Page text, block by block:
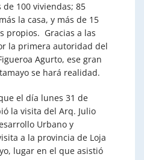
100 viviendas; 85
la casa, y más de 15
propios. Gracias a las
la primera autoridad del
Agurto, ese gran
se hará realidad.
el día lunes 31 de
la visita del Arq. Julio
Urbano y
a la provincia de Loja
lugar en el que asistió